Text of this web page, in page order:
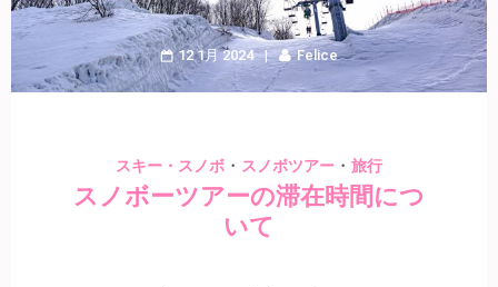
12 1月 2024 Felice
スキー・スノボ ・ スノボツアー ・ 旅行
スノボーツアーの滞在時間につ
いて